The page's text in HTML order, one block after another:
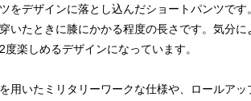
をデザインに落とし込んだショートパンツです
いたときに膝にかかる程度の長さです。気分に
楽しめるデザインになっています。
用いたミリタリーワークな仕様や、ロールアッ